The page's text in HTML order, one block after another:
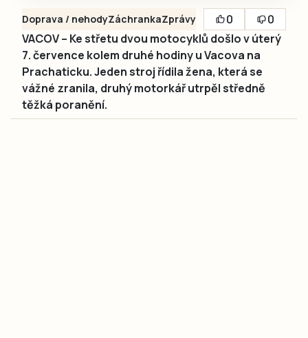
Doprava / nehodyZáchrankaZprávy 0
0
VACOV – Ke střetu dvou motocyklů došlo v úterý
7. července kolem druhé hodiny u Vacova na
Prachaticku. Jeden stroj řídila žena, která se
vážné zranila, druhý motorkář utrpěl středně
těžká poranění.